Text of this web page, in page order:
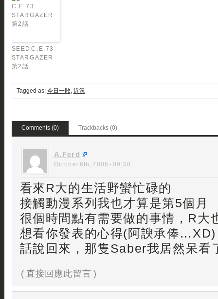
SEED C.E.73
STARGAZER
第2話
Tagged as: 今日一敗, 近況
Comments (0) Trackbacks (0)
A.Ferd
October 6th, 2006 - 09:38
看來R大的生活野蠻忙碌的
接觸動漫系列我也才算是第5個月
很個時間點有需要做的事情，R
想看你發表的心得(阿諛承俸…XD)
話說回來，那隻Saber我居然呆看
( 直接回應此留言 )